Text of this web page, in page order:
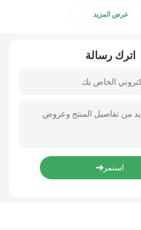
لإعادة التدوير
مخصص
عرض المزيد
اترك رسالة